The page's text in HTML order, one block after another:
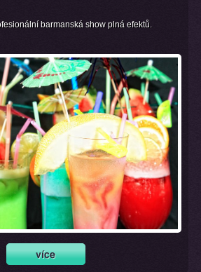
barmanská show plná efektů.